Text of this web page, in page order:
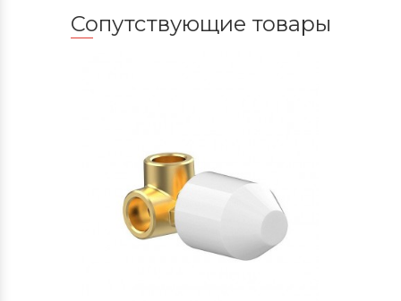
Сопутствующие товары